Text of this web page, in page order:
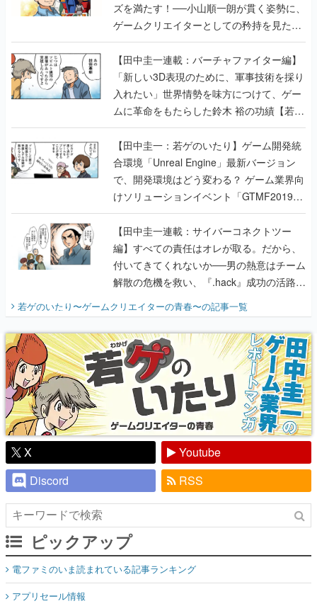
ズを満たす！──小山順一朗が貫く姿勢に、
ゲームクリエイターとしての矜持を見た
【若ゲのいたり最終回】
【田中圭一連載：バーチャファイター編】
「新しい3D表現のために、軍事技術を採り
入れたい」世界情勢を味方につけて、ゲー
ムに革命をもたらした鈴木 裕の功績【若ゲ
のいたり】
【田中圭一：若ゲのいたり】ゲーム開発統
合環境「Unreal Engine」最新バージョン
で、開発環境はどう変わる？ ゲーム業界向
けソリューションイベント「GTMF2019」
に行って、より理解を深めよう【PR】
【田中圭一連載：サイバーコネクトツー
編】すべての責任はオレが取る。だから、
付いてきてくれないか──男の熱意はチーム
解散の危機を救い、『.hack』成功の活路を
開く。業界の快男児・松山 洋に流れる血は
『少年ジャンプ』色だった【若ゲのいた
り】
若ゲのいたり〜ゲームクリエイターの青春〜の記事一覧
X
Youtube
Discord
RSS
ピックアップ
電ファミのいま読まれている記事ランキング
アプリセール情報